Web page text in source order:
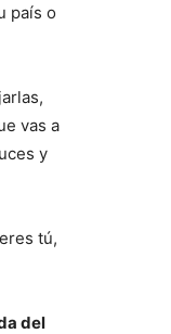
país o
vas a
y
tú,
del